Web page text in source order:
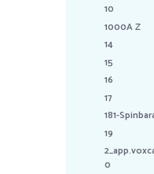
10
1000A Z
14
15
16
17
181-
19
0